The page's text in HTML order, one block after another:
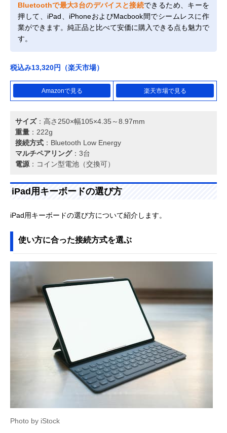
Bluetoothで最大3台のデバイスと接続できるため、キーを
押して、iPad、iPhoneおよびMacbook間でシームレスに作
業ができます。純正品と比べて安価に購入できる点も魅力で
す。
税込み13,320円（楽天市場）
Amazonで見る 楽天市場で見る
サイズ：高さ250×幅105×4.35～8.97mm
重量 ：222g
接続方式 ：Bluetooth Low Energy
マルチペアリング：3台
電源 ：コイン型電池（交換可）
iPad用キーボードの選び方
iPad用キーボードの選び方について紹介します。
使い方に合った接続方式を選ぶ
Photo by iStock